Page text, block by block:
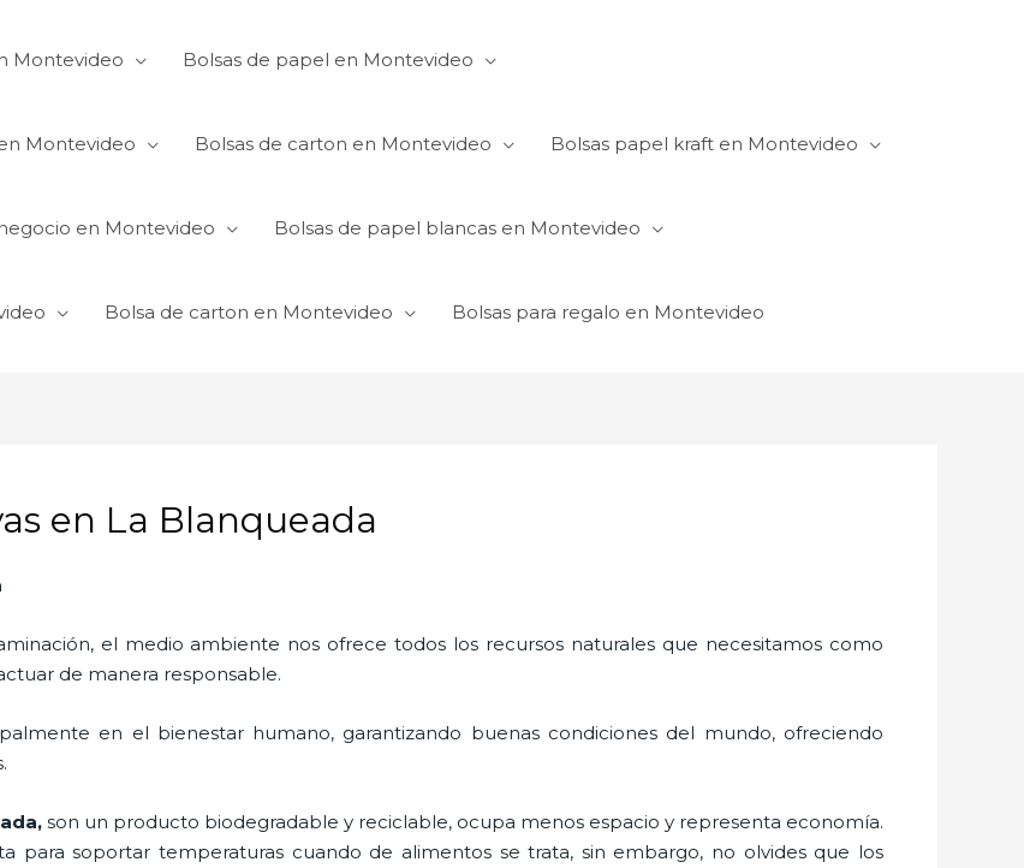
Montevideo Bolsas de papel en Montevideo
Montevideo Bolsas de carton en Montevideo Bolsas papel kraft en Montevideo
en Montevideo Bolsas de papel blancas en Montevideo
Bolsa de carton en Montevideo Bolsas para regalo en Montevideo
en La Blanqueada
el medio ambiente nos ofrece todos los recursos naturales que necesitamos como
de manera responsable.
en el bienestar humano, garantizando buenas condiciones del mundo, ofreciendo
son un producto biodegradable y reciclable, ocupa menos espacio y representa economía.
para soportar temperaturas cuando de alimentos se trata, sin embargo, no olvides que los